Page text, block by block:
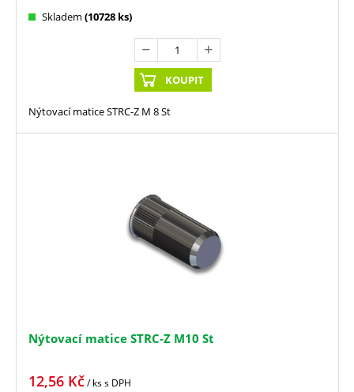
Skladem (10728 ks)
KOUPIT
Nýtovací matice STRC-Z M 8 St
Nýtovací matice STRC-Z M10 St
12,56 Kč/ kss DPH